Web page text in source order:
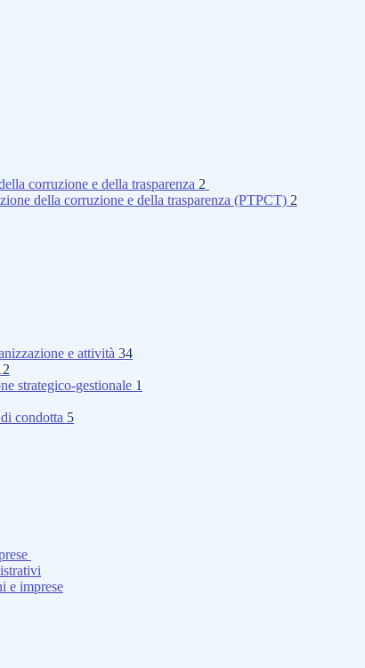
corruzione e della trasparenza 2
della corruzione e della trasparenza (PTPCT) 2
e attività 34
strategico-gestionale 1
condotta 5
e imprese